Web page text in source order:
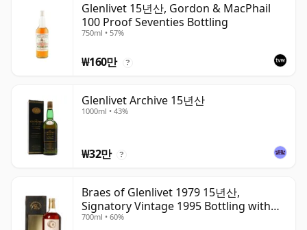
Glenlivet 15년산, Gordon & MacPhail
100 Proof Seventies Bottling
750ml • 57%
₩160만 ?
Glenlivet Archive 15년산
1000ml • 43%
₩32만 ?
Braes of Glenlivet 1979 15년산,
Signatory Vintage 1995 Bottling with
Case - Cask 16040
700ml • 60%